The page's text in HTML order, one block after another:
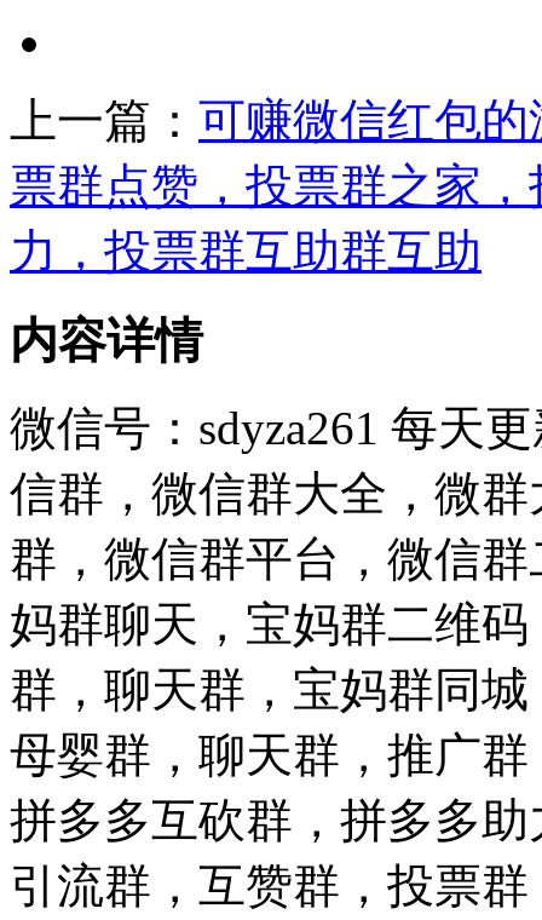
上一篇： 可赚微信红包的
票群点赞，投票群之家
力，投票群互助群互助
内容详情
微信号：sdyza261 每天
信群，微信群大全，微
群，微信群平台，微信
妈群聊天，宝妈群二维
群，聊天群，宝妈群同
母婴群，聊天群，推广
拼多多互砍群，拼多多
引流群，互赞群，投票